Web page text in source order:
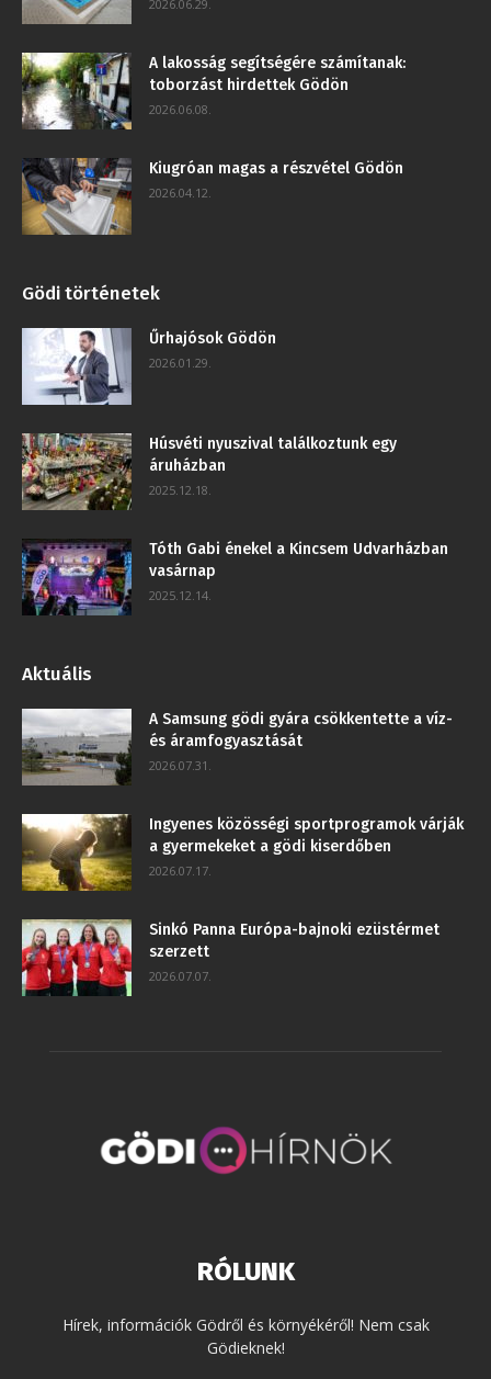
2026.06.29.
A lakosság segítségére számítanak:
toborzást hirdettek Gödön
2026.06.08.
Kiugróan magas a részvétel Gödön
2026.04.12.
Gödi történetek
Űrhajósok Gödön
2026.01.29.
Húsvéti nyuszival találkoztunk egy
áruházban
2025.12.18.
Tóth Gabi énekel a Kincsem Udvarházban
vasárnap
2025.12.14.
Aktuális
A Samsung gödi gyára csökkentette a víz-
és áramfogyasztását
2026.07.31.
Ingyenes közösségi sportprogramok várják
a gyermekeket a gödi kiserdőben
2026.07.17.
Sinkó Panna Európa-bajnoki ezüstérmet
szerzett
2026.07.07.
RÓLUNK
Hírek, információk Gödről és környékéről! Nem csak
Gödieknek!